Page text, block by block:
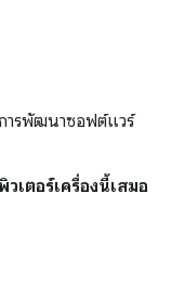
ารพัฒนาซอฟต์แวร์
เตอร์เครื่องนี้เสมอ